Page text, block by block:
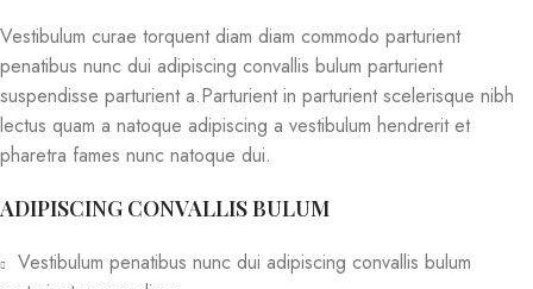
Vestibulum curae torquent diam diam commodo parturient
penatibus nunc dui adipiscing convallis bulum parturient
suspendisse parturient a.Parturient in parturient scelerisque nibh
lectus quam a natoque adipiscing a vestibulum hendrerit et
pharetra fames nunc natoque dui.
ADIPISCING CONVALLIS BULUM
Vestibulum penatibus nunc dui adipiscing convallis bulum